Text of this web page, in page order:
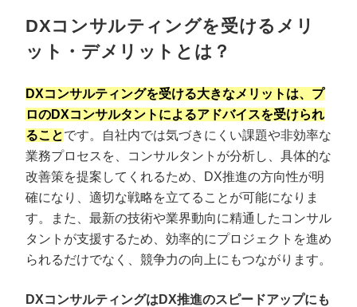
DXコンサルティングを受けるメリ
ット・デメリットとは？
DXコンサルティングを受ける大きなメリットは、プ
ロのDXコンサルタントによるアドバイスを受けられ
ることです。自社内では気づきにくい課題や非効率な
業務プロセスを、コンサルタントが分析し、具体的な
改善策を提案してくれるため、DX推進の方向性が明
確になり、適切な戦略を立てることが可能になりま
す。また、最新の技術や業界動向に精通したコンサル
タントが支援するため、効率的にプロジェクトを進め
られるだけでなく、競争力の向上にもつながります。
DXコンサルティングはDX推進のスピードアップにも